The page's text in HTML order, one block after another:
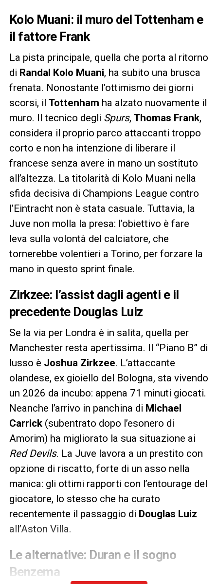
Kolo Muani: il muro del Tottenham e
il fattore Frank
La pista principale, quella che porta al ritorno
di Randal Kolo Muani, ha subito una brusca
frenata. Nonostante l’ottimismo dei giorni
scorsi, il Tottenham ha alzato nuovamente il
muro. Il tecnico degli Spurs, Thomas Frank,
considera il proprio parco attaccanti troppo
corto e non ha intenzione di liberare il
francese senza avere in mano un sostituto
all’altezza. La titolarità di Kolo Muani nella
sfida decisiva di Champions League contro
l’Eintracht non è stata casuale. Tuttavia, la
Juve non molla la presa: l’obiettivo è fare
leva sulla volontà del calciatore, che
tornerebbe volentieri a Torino, per forzare la
mano in questo sprint finale.
Zirkzee: l’assist dagli agenti e il
precedente Douglas Luiz
Se la via per Londra è in salita, quella per
Manchester resta apertissima. Il “Piano B” di
lusso è Joshua Zirkzee. L’attaccante
olandese, ex gioiello del Bologna, sta vivendo
un 2026 da incubo: appena 71 minuti giocati.
Neanche l’arrivo in panchina di Michael
Carrick(subentrato dopo l’esonero di
Amorim) ha migliorato la sua situazione ai
Red Devils. La Juve lavora a un prestito con
opzione di riscatto, forte di un asso nella
manica: gli ottimi rapporti con l’entourage del
giocatore, lo stesso che ha curato
recentemente il passaggio di Douglas Luiz
all’Aston Villa.
Le alternative: Duran e il sogno
Benzema